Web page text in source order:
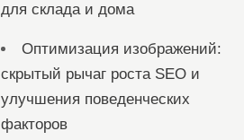
для склада и дома
Оптимизация изображений:
скрытый рычаг роста SEO и
улучшения поведенческих
факторов